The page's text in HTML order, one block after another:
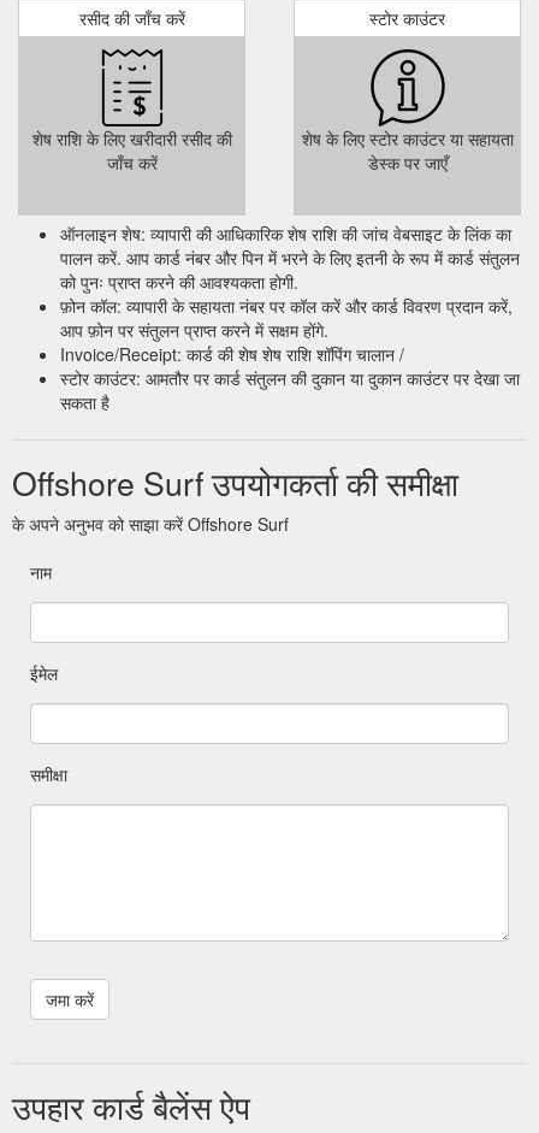
रसीद की जाँच करें
शेष राशि के लिए खरीदारी रसीद की
जाँच करें
स्टोर काउंटर
शेष के लिए स्टोर काउंटर या सहायता
डेस्क पर जाएँ
ऑनलाइन शेष: व्यापारी की आधिकारिक शेष राशि की जांच वेबसाइट के लिंक का
पालन करें. आप कार्ड नंबर और पिन में भरने के लिए इतनी के रूप में कार्ड संतुलन
को पुनः प्राप्त करने की आवश्यकता होगी.
फ़ोन कॉल: व्यापारी के सहायता नंबर पर कॉल करें और कार्ड विवरण प्रदान करें,
आप फ़ोन पर संतुलन प्राप्त करने में सक्षम होंगे.
Invoice/Receipt: कार्ड की शेष शेष राशि शॉपिंग चालान /
स्टोर काउंटर: आमतौर पर कार्ड संतुलन की दुकान या दुकान काउंटर पर देखा जा
सकता है
Offshore Surf उपयोगकर्ता की समीक्षा
के अपने अनुभव को साझा करें Offshore Surf
नाम
ईमेल
समीक्षा
उपहार कार्ड बैलेंस ऐप